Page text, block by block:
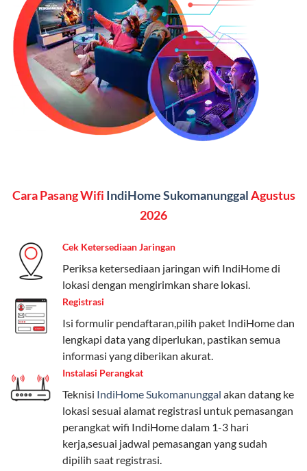
SMS semua operator, akses layanan streaming (Catchplay,
Vidio, WeTV, Disney+, dll.), dan paket TV 82 channel
(untuk beberapa pilihan).
Kelebihan:Paket lengkap untuk pengguna yang
menginginkan internet, komunikasi, dan hiburan
(streaming & TV) dalam satu paket.
Paket Dynamic IP
Fitur:Kecepatan internet 10Mbps-300Mbps, kuota
keluarga, nelpon & SMS semua operator, dan akses
Kelebihan:Cocok untuk pengguna yang membutuhkan
koneksi internet cepat dan stabil dengan fleksibilitas
kuota. Pilihan harga bervariasi sesuai kebutuhan.
Telkomsel One menyediakan pilihan paket yang
beragam, mulai dari paket hemat hingga premium.
Pengguna bisa memilih sesuai kebutuhan, baik untuk
internet, komunikasi, atau hiburan.
Paket Easy cocok untuk kebutuhan dasar, Paket
Complete untuk yang menginginkan fitur lengkap,
dan Paket Dynamic IP untuk pengguna yang
memprioritaskan kecepatan internet tinggi.
Cara Pasang Wifi IndiHome SukomanunggalAgustus
2026
Cek Ketersediaan Jaringan
Periksa ketersediaan jaringan wifi IndiHome di
lokasi dengan mengirimkan share lokasi.
Registrasi
Isi formulir pendaftaran,pilih paket IndiHome dan
lengkapi data yang diperlukan, pastikan semua
informasi yang diberikan akurat.
Instalasi Perangkat
Teknisi IndiHome Sukomanunggal akan datang ke
lokasi sesuai alamat registrasi untuk pemasangan
perangkat wifi IndiHome dalam 1-3 hari
kerja,sesuai jadwal pemasangan yang sudah
dipilih saat registrasi.